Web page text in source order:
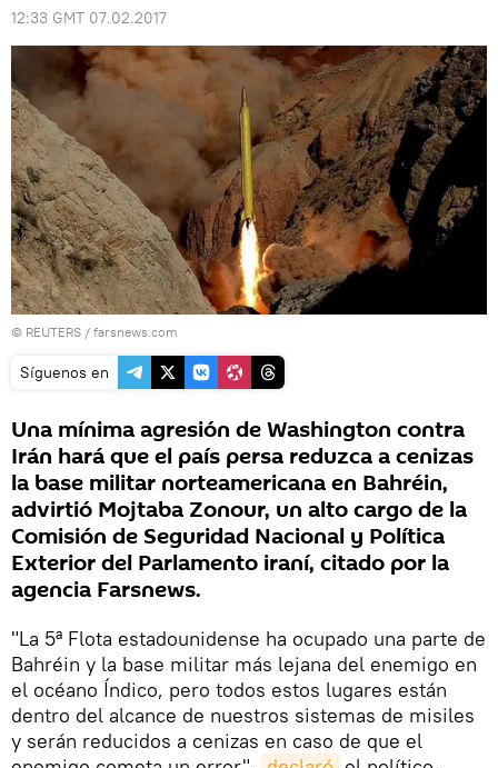
12:33 GMT 07.02.2017
© REUTERS / farsnews.com
Síguenos en
Una mínima agresión de Washington contra
Irán hará que el país persa reduzca a cenizas
la base militar norteamericana en Bahréin,
advirtió Mojtaba Zonour, un alto cargo de la
Comisión de Seguridad Nacional y Política
Exterior del Parlamento iraní, citado por la
agencia Farsnews.
"La 5ª Flota estadounidense ha ocupado una parte de
Bahréin y la base militar más lejana del enemigo en
el océano Índico, pero todos estos lugares están
dentro del alcance de nuestros sistemas de misiles
y serán reducidos a cenizas en caso de que el